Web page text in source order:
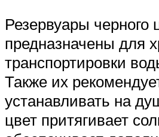
Резервуары черного
предназначены для
транспортировки
Также их
устанавливать на
цвет притягивает